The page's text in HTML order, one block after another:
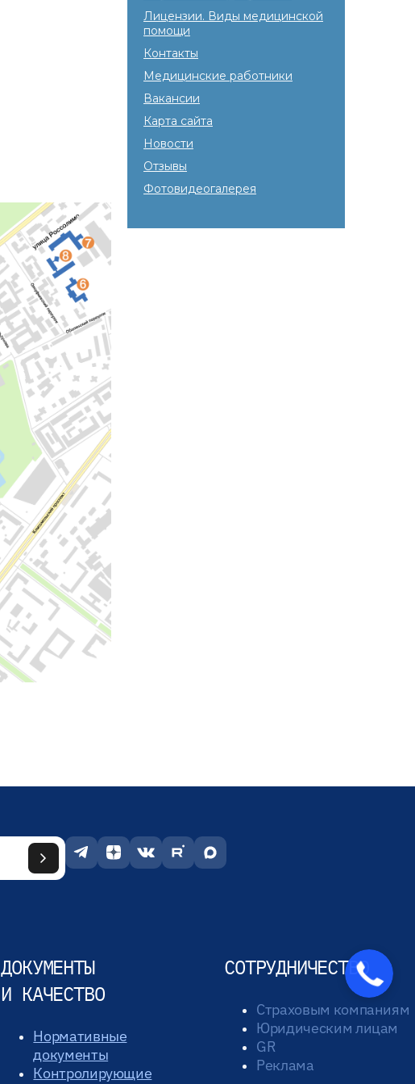
Лицензии. Виды медицинской
помощи
Контакты
Медицинские работники
Вакансии
Карта сайта
Новости
Отзывы
Фотовидеогалерея
ДОКУМЕНТЫ
И КАЧЕСТВО
Нормативные
документы
Контролирующие
СОТРУДНИЧЕСТВО
Страховым компаниям
Юридическим лицам
GR
Реклама